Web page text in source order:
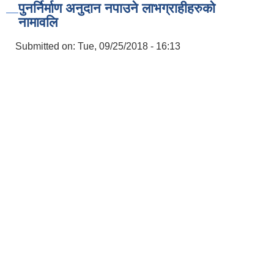
पुनर्निर्माण अनुदान नपाउने लाभग्राहीहरुको
नामावलि
Submitted on: Tue, 09/25/2018 - 16:13